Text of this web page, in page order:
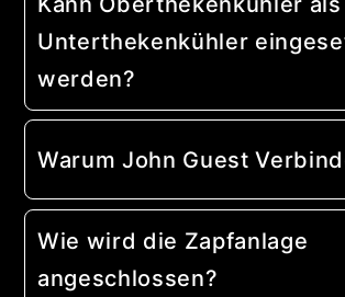
Unterthekenkühler
werden?
Warum John Guest
Wie wird die Zapfanlage
angeschlossen?